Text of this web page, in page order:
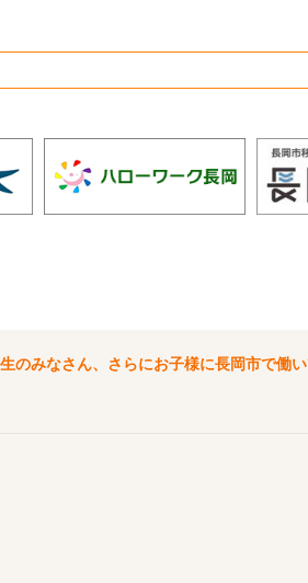
のみなさん、さらにお子様に長岡市で働